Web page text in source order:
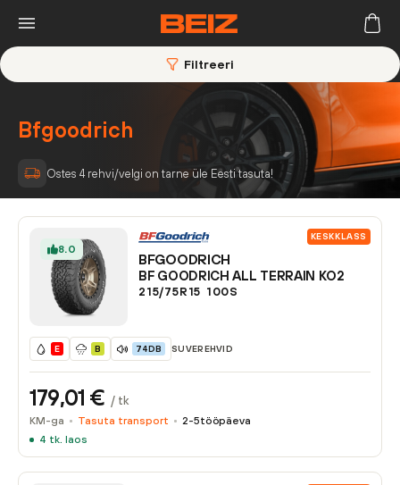
Filtreeri
Bfgoodrich
Ostes 4 rehvi/velgi on tarne üle Eesti tasuta!
8.0
KESKKLASS
BFGOODRICH
BF GOODRICH ALL TERRAIN KO2
215/75R15 100S
E B 74DB SUVEREHVID
179,01 € / tk
KM-ga Tasuta transport 2-5tööpäeva
4 tk. laos